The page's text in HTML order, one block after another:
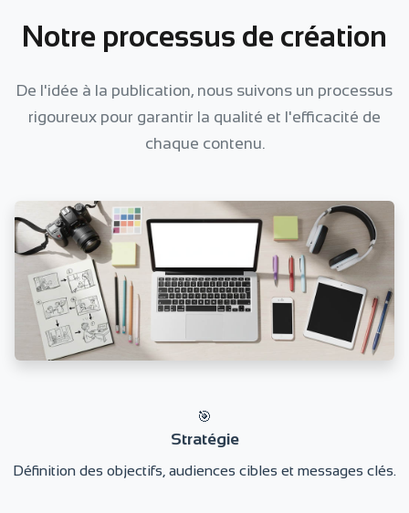
Notre processus de création
De l'idée à la publication, nous suivons un processus
rigoureux pour garantir la qualité et l'efficacité de
chaque contenu.
🎯
Stratégie
Définition des objectifs, audiences cibles et messages clés.